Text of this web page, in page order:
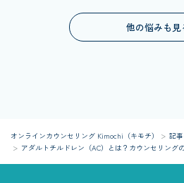
他の悩みも見
オンラインカウンセリング Kimochi（キモチ） 記
アダルトチルドレン（AC）とは？カウンセリング